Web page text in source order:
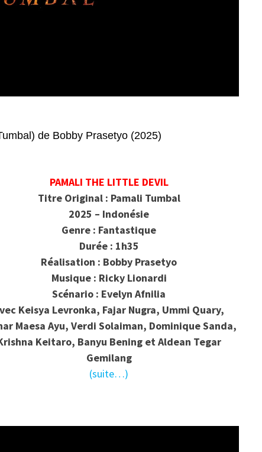
de Bobby Prasetyo (2025)
PAMALI THE LITTLE DEVIL
Titre Original : Pamali Tumbal
2025 – Indonésie
Genre : Fantastique
Durée : 1h35
Réalisation : Bobby Prasetyo
Musique : Ricky Lionardi
Scénario : Evelyn Afnilia
Keisya Levronka, Fajar Nugra, Ummi Quary,
Maesa Ayu, Verdi Solaiman, Dominique Sanda,
Keitaro, Banyu Bening et Aldean Tegar
Gemilang
(suite…)